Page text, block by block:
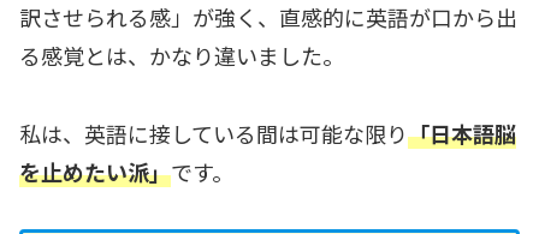
訳させられる感」が強く、直感的に英語が口から出
る感覚とは、かなり違いました。
私は、英語に接している間は可能な限り「日本語脳
を止めたい派」です。